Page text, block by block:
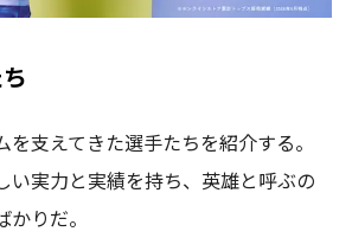
を支えてきた選手たちを紹介する。
い実力と実績を持ち、英雄と呼ぶの
りだ。